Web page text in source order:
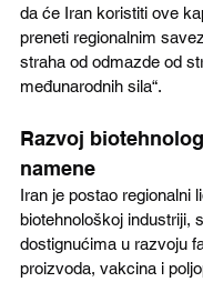
da će Iran koristiti ove
preneti regionalnim
straha od odmazde od
međunarodnih sila“.
Razvoj
namene
Iran je postao regionalni
biotehnološkoj industriji,
dostignućima u razvoju
proizvoda, vakcina i